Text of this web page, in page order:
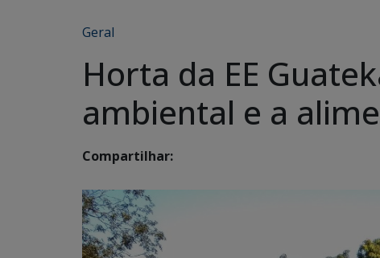
Geral
Horta da EE
ambiental e a
Compartilhar: